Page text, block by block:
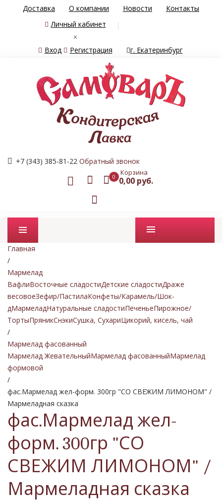
Доставка О компании Новости
Контакты
Личный кабинет
×
Вход
Регистрация г. Екатеринбург
+7 (343) 385-81-22 Обратный звонок
0 Корзина
0,00 руб.
Промо товары
Главная
/
Мармелад
ВафлиВосточные сладостиДетские сладостиДраже
весовоеЗефир/ПастилаКонфеты/Карамель/Шок-
дМармеладНатуральные сладостиПеченьеПирожное/
ТортыПряникСнэкиСушка, СухариЦикорий, кисель, чай
/
Мармелад фасованный
Мармелад ЖевательныйМармелад фасованныйМармелад
формовой
/
фас.Мармелад жел-форм. 300гр "СО СВЕЖИМ ЛИМОНОМ" /
Мармеладная сказка
фас.Мармелад жел-
форм. 300гр "СО
СВЕЖИМ ЛИМОНОМ" /
Мармеладная сказка